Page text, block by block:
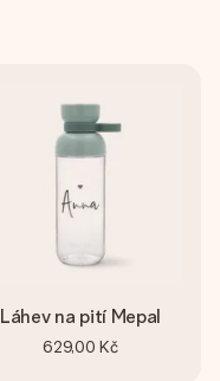
Láhev na pití Mepal
629,00 Kč